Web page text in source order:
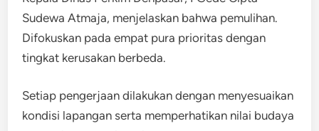
Sudewa Atmaja, menjelaskan bahwa pemulihan.
Difokuskan pada empat pura prioritas dengan
tingkat kerusakan berbeda.
Setiap pengerjaan dilakukan dengan menyesuaikan
kondisi lapangan serta memperhatikan nilai budaya